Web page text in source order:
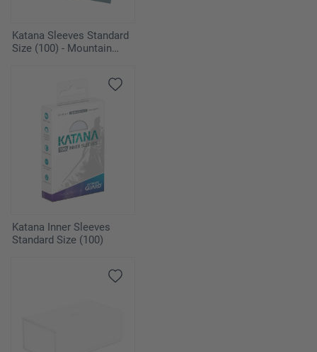
Katana Sleeves Standard
Size (100) - Mountain
Katana Inner Sleeves
Standard Size (100)